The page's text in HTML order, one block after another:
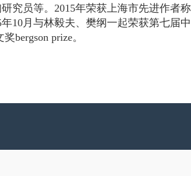
究员等。2015年荣获上海市先进作者
10月与林毅夫、樊纲一起荣获第七届
bergson prize。